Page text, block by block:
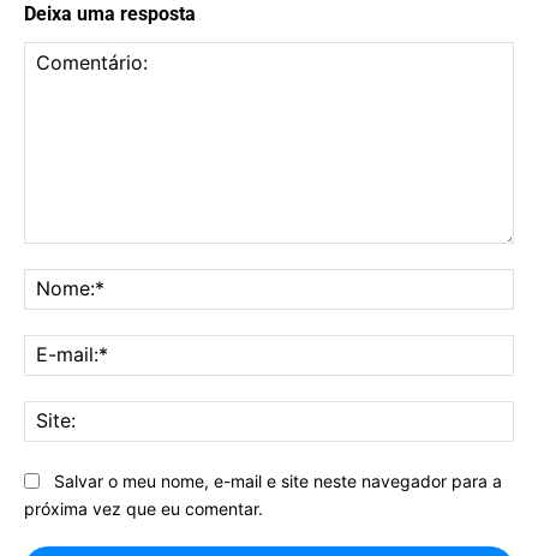
Deixa uma resposta
Salvar o meu nome, e-mail e site neste navegador para a
próxima vez que eu comentar.